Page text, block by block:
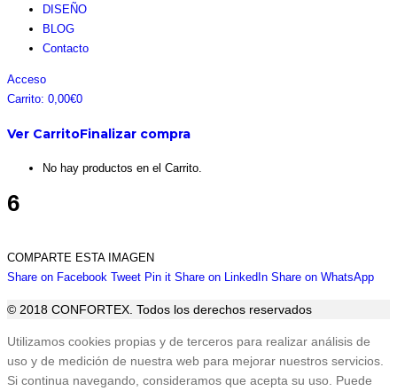
DISEÑO
BLOG
Contacto
Facebook
page
in
Instagram
page
in
Pinterest
page
in
Twitter
page
in
Acceso
Carrito: 0,00€0
Ver CarritoFinalizar compra
No hay productos en el Carrito.
6
COMPARTE ESTA IMAGEN
Share on Facebook Share
Facebook
TweetShare
Twitter
Pin itShare
Pinterest
Share on LinkedInShare
LinkedIn
Share on WhatsApp
© 2018 CONFORTEX. Todos los derechos reservados
Ir
a
Tienda
Utilizamos cookies propias y de terceros para realizar análisis de
uso y de medición de nuestra web para mejorar nuestros servicios.
Si continua navegando, consideramos que acepta su uso. Puede